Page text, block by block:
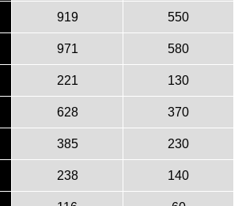
919 550
971 580
221 130
628 370
385 230
238 140